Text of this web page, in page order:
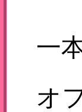
悪
一
オ